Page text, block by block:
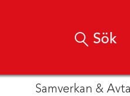
Sök
Samverkan &